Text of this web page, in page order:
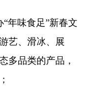
“年味食足”新春文
艺、滑冰、展
多品类的产品，